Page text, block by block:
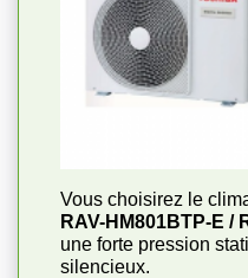
Vous choisirez le
RAV-HM801BTP-E /
une forte pression
silencieux.